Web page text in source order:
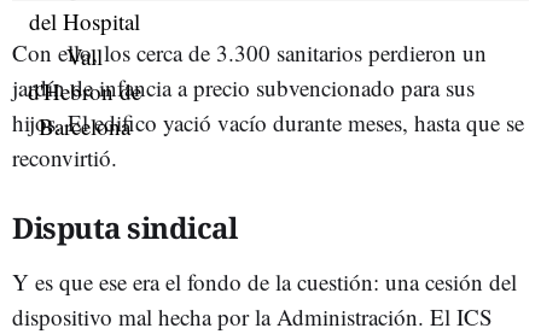
Con ello, los cerca de 3.300 sanitarios perdieron un
jardín de infancia a precio subvencionado para sus
hijos. El edifico yació vacío durante meses, hasta que se
reconvirtió.
Disputa sindical
Y es que ese era el fondo de la cuestión: una cesión del
dispositivo mal hecha por la Administración. El ICS